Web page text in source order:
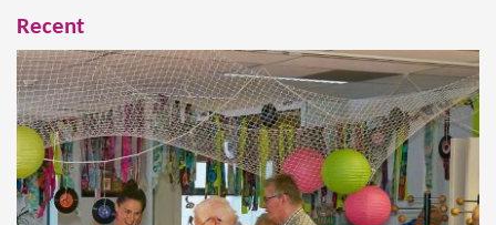
Recent